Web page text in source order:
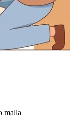
malla